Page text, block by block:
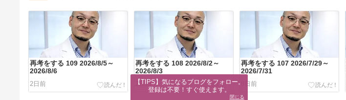
再考をする 109 2026/8/5～
2026/8/6
2日前
再考をする 108 2026/8/2～
2026/8/3
2日前
再考をする 107 2026/7/29～
2026/7/31
8日前
【TIPS】気になるブログをフォロー。
登録は不要！すぐ使えます。
閉じる